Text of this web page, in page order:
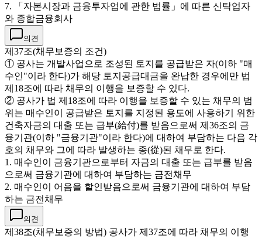
7. 「자본시장과 금융투자업에 관한 법률」에 따른 신탁업자
와 종합금융회사
의견
제37조(채무보증의 조건)
① 공사는 개발사업으로 조성된 토지를 공급받은 자(이하 "매
수인"이라 한다)가 해당 토지공급대금을 완납한 경우에만 법
제18조에 따라 채무의 이행을 보증할 수 있다.
② 공사가 법 제18조에 따라 이행을 보증할 수 있는 채무의 범
위는 매수인이 공급받은 토지를 지정된 용도에 사용하기 위한
건축자금의 대출 또는 급부(給付)를 받음으로써 제36조의 금
융기관(이하 "금융기관"이라 한다)에 대하여 부담하는 다음 각
호의 채무와 그에 따라 발생하는 종(從)된 채무로 한다.
1. 매수인이 금융기관으로부터 자금의 대출 또는 급부를 받음
으로써 금융기관에 대하여 부담하는 금전채무
2. 매수인이 어음을 할인받음으로써 금융기관에 대하여 부담
하는 금전채무
의견
제38조(채무보증의 방법) 공사가 제37조에 따라 채무의 이행